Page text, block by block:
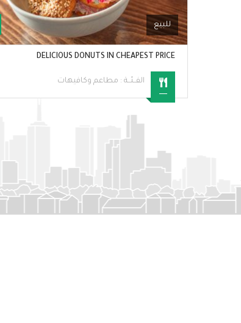
للبيع
DELICIOUS DONUTS IN CHEAPEST PRICE
الفــئــة : مطاعم وكافيهات